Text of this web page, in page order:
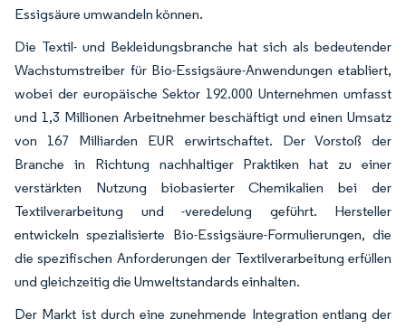
Essigsäure umwandeln können.
Die Textil- und Bekleidungsbranche hat sich als bedeutender
Wachstumstreiber für Bio-Essigsäure-Anwendungen etabliert,
wobei der europäische Sektor 192.000 Unternehmen umfasst
und 1,3 Millionen Arbeitnehmer beschäftigt und einen Umsatz
von 167 Milliarden EUR erwirtschaftet. Der Vorstoß der
Branche in Richtung nachhaltiger Praktiken hat zu einer
verstärkten Nutzung biobasierter Chemikalien bei der
Textilverarbeitung und -veredelung geführt. Hersteller
entwickeln spezialisierte Bio-Essigsäure-Formulierungen, die
die spezifischen Anforderungen der Textilverarbeitung erfüllen
und gleichzeitig die Umweltstandards einhalten.
Der Markt ist durch eine zunehmende Integration entlang der